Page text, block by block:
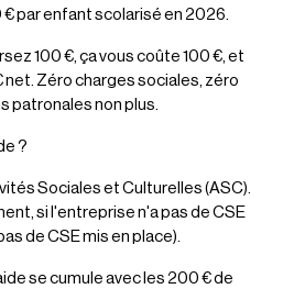
par enfant scolarisé en 2026.
100 €, ça vous coûte 100 €, et
net. Zéro charges sociales, zéro
patronales non plus.
?
Sociales et Culturelles (ASC).
si l'entreprise n'a pas de CSE
de CSE mis en place).
se cumule avec les 200 € de